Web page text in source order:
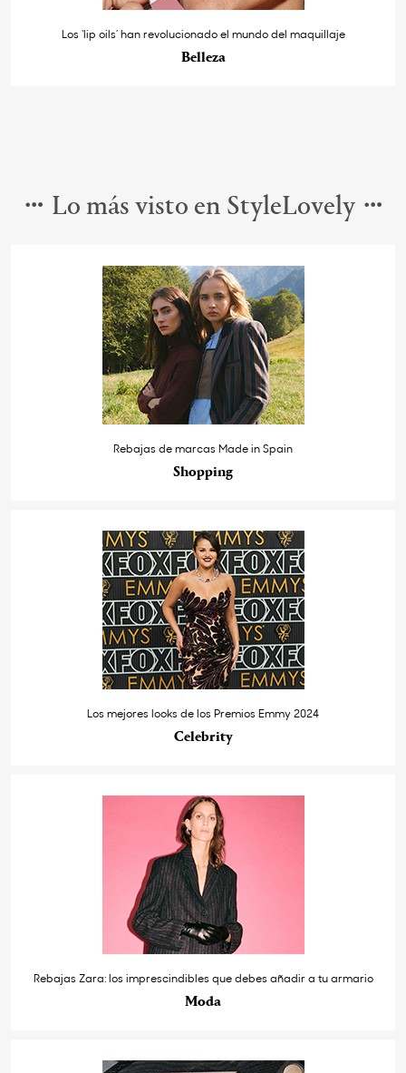
Los ‘lip oils’ han revolucionado el mundo del maquillaje
Belleza
Lo más visto en StyleLovely
Rebajas de marcas Made in Spain
Shopping
Los mejores looks de los Premios Emmy 2024
Celebrity
Rebajas Zara: los imprescindibles que debes añadir a tu armario
Moda